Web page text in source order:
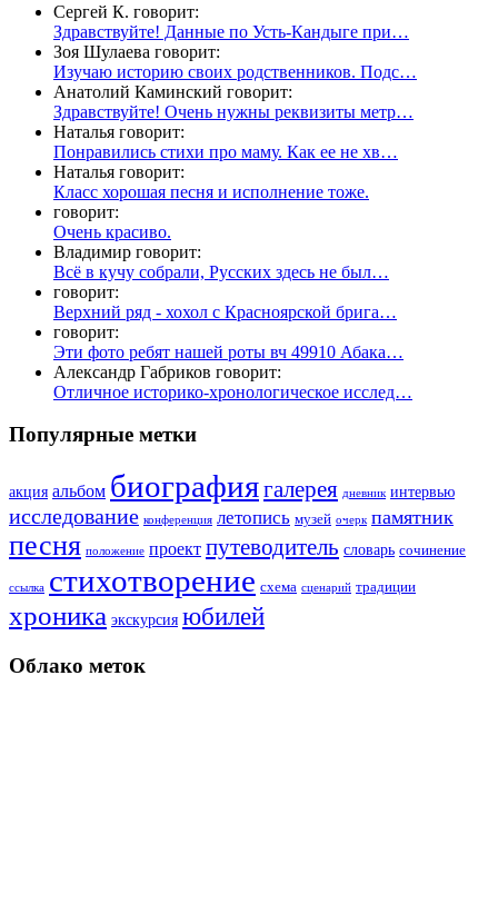
Сергей К. говорит:
Здравствуйте! Данные по Усть-Кандыге при…
Зоя Шулаева говорит:
Изучаю историю своих родственников. Подс…
Анатолий Каминский говорит:
Здравствуйте! Очень нужны реквизиты метр…
Наталья говорит:
Понравились стихи про маму. Как ее не хв…
Наталья говорит:
Класс хорошая песня и исполнение тоже.
говорит:
Очень красиво.
Владимир говорит:
Всё в кучу собрали, Русских здесь не был…
говорит:
Верхний ряд - хохол с Красноярской брига…
говорит:
Эти фото ребят нашей роты вч 49910 Абака…
Александр Габриков говорит:
Отличное историко-хронологическое исслед…
Популярные метки
акция альбом биографиягалерея дневник интервью
исследование конференция летопись музей очерк памятник
песня положение проект путеводитель словарь сочинение
ссылка стихотворение схема сценарий традиции
хроника экскурсия юбилей
Облако меток